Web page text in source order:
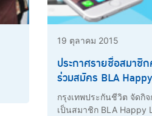
19 ตุลาคม 2015
ประกาศรายชื่อสมาชิ
ร่วมสมัคร BLA
กรุงเทพประกันชีวิต จัดกิ
เป็นสมาชิก BLA Happy